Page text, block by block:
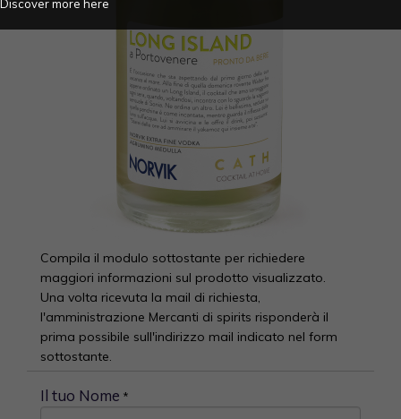
Discover more here
Compila il modulo sottostante per richiedere
maggiori informazioni sul prodotto visualizzato.
Una volta ricevuta la mail di richiesta,
l'amministrazione Mercanti di spirits risponderà il
prima possibile sull'indirizzo mail indicato nel form
sottostante.
Il tuo Nome *